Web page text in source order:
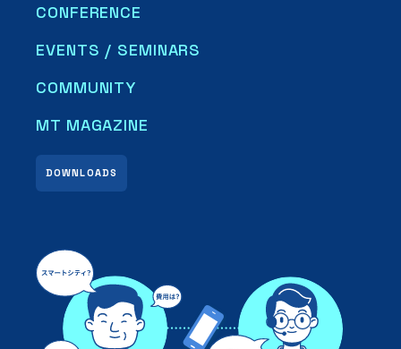
CONFERENCE
EVENTS / SEMINARS
COMMUNITY
DOWNLOADS
MT MAGAZINE